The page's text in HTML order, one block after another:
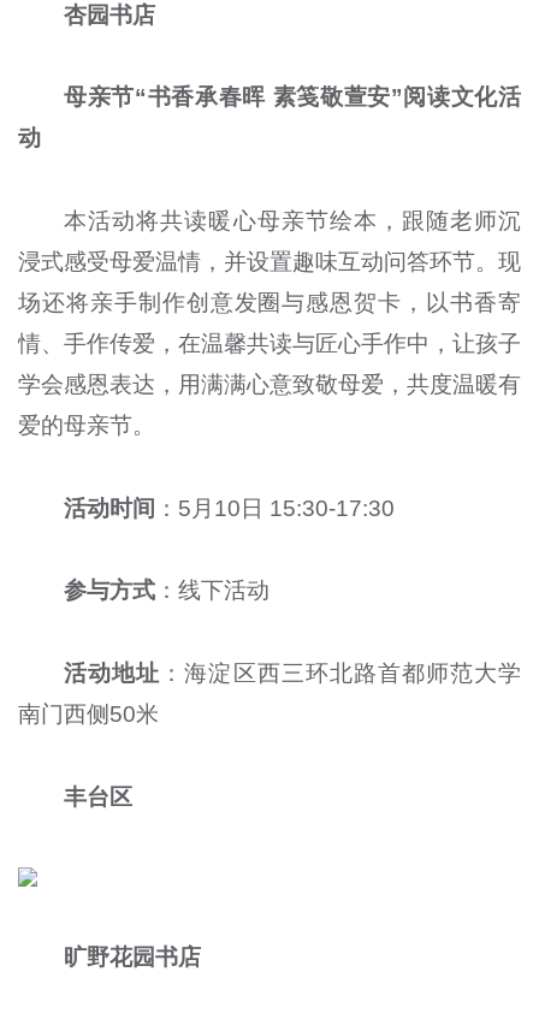
杏园书店
母亲节“书香承春晖 素笺敬萱安”阅读文化活
动
本活动将共读暖心母亲节绘本，跟随老师沉
浸式感受母爱温情，并设置趣味互动问答环节。现
场还将亲手制作创意发圈与感恩贺卡，以书香寄
情、手作传爱，在温馨共读与匠心手作中，让孩子
学会感恩表达，用满满心意致敬母爱，共度温暖有
爱的母亲节。
活动时间 ：5月10日 15:30-17:30
参与方式 ：线下活动
活动地址 ：海淀区西三环北路首都师范大学
南门西侧50米
丰台区
旷野花园书店